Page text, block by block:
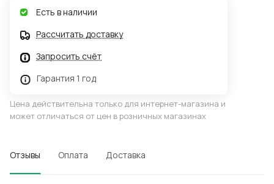
Есть в наличии
Рассчитать доставку
Запросить счёт
Гарантия 1 год
Цена действительна только для интернет-магазина и
может отличаться от цен в розничных магазинах
Отзывы Оплата Доставка